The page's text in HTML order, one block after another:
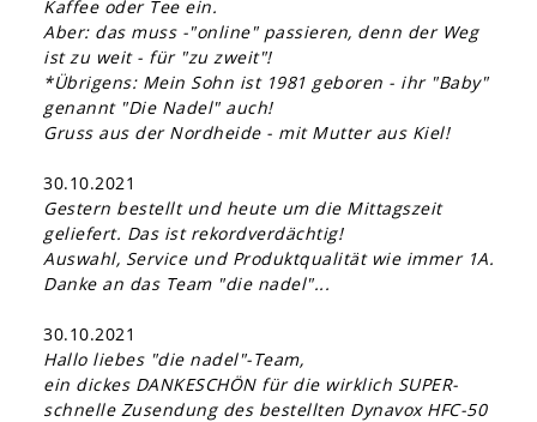
Kaffee oder Tee ein.
Aber: das muss -"online" passieren, denn der Weg
ist zu weit - für "zu zweit"!
*Übrigens: Mein Sohn ist 1981 geboren - ihr "Baby"
genannt "Die Nadel" auch!
Gruss aus der Nordheide - mit Mutter aus Kiel!
30.10.2021
Gestern bestellt und heute um die Mittagszeit
geliefert. Das ist rekordverdächtig!
Auswahl, Service und Produktqualität wie immer 1A.
Danke an das Team "die nadel"...
30.10.2021
Hallo liebes "die nadel"-Team,
ein dickes DANKESCHÖN für die wirklich SUPER-
schnelle Zusendung des bestellten Dynavox HFC-50